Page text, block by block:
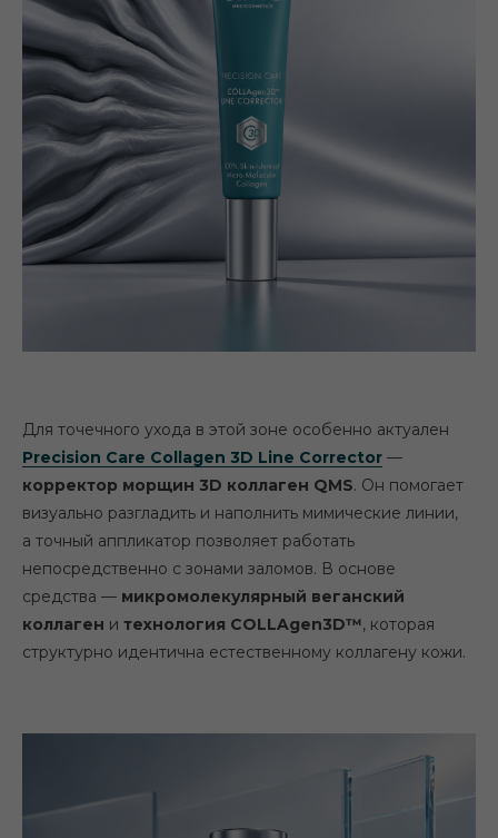
Для точечного ухода в этой зоне особенно актуален
Precision Care Collagen 3D Line Corrector —
корректор морщин 3D коллаген QMS. Он помогает
визуально разгладить и наполнить мимические линии,
а точный аппликатор позволяет работать
непосредственно с зонами заломов. В основе
средства — микромолекулярный веганский
коллаген и технология COLLAgen3D™, которая
структурно идентична естественному коллагену кожи.